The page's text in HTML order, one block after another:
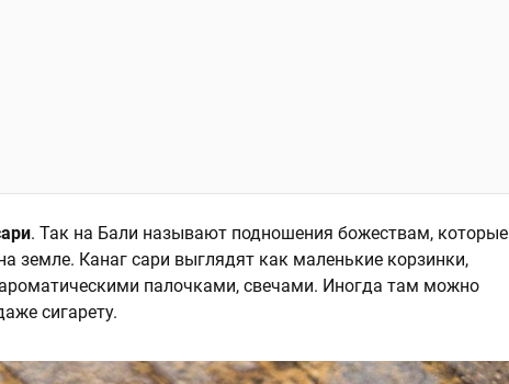
. Так на Бали называют подношения божествам, которые
земле. Канаг сари выглядят как маленькие корзинки,
палочками, свечами. Иногда там можно
сигарету.